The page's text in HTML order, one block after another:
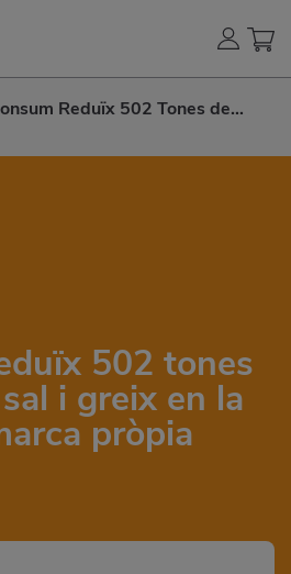
Reduïx 502 Tones de
502 tones
i greix en la
pròpia